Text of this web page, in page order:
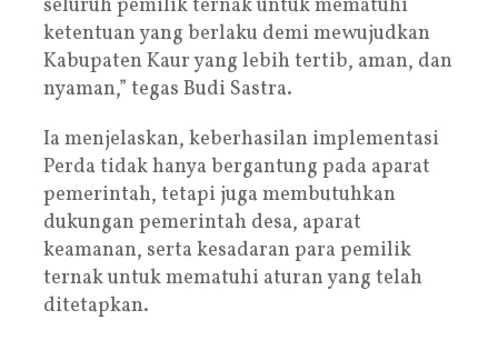
seluruh pemilik ternak untuk mematuhi
ketentuan yang berlaku demi mewujudkan
Kabupaten Kaur yang lebih tertib, aman, dan
nyaman,” tegas Budi Sastra.
Ia menjelaskan, keberhasilan implementasi
Perda tidak hanya bergantung pada aparat
pemerintah, tetapi juga membutuhkan
dukungan pemerintah desa, aparat
keamanan, serta kesadaran para pemilik
ternak untuk mematuhi aturan yang telah
ditetapkan.